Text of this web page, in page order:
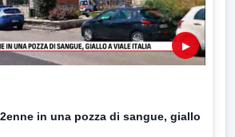
▶
in una pozza di sangue, giallo